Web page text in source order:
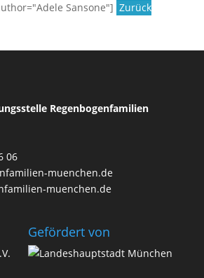
Sansone"] Zurück
Regenbogenfamilien
06
muenchen.de
muenchen.de
Geför­dert von